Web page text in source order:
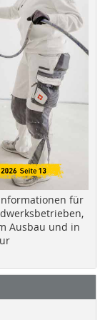
für
Ausbau und in